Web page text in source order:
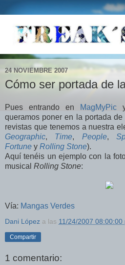
24 NOVIEMBRE 2007
Cómo ser portada de
Pues entrando en MagMyPicy
queramos poner en la portada
revistas que tenemos a nuestra
Geographic, Time, People,
Fortune y Rolling Stone).
Aquí tenéis un ejemplo con la
musical Rolling Stone:
Vía: Mangas Verdes
Dani López a las 11/24/2007 08:00:00
Compartir
1 comentario: